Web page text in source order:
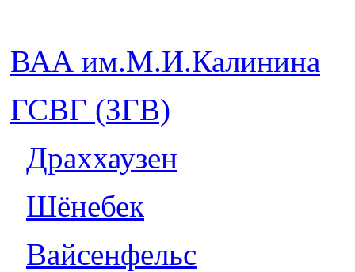
ВАА им.М.И.Калинина
ГСВГ (ЗГВ)
Драххаузен
Шёнебек
Вайсенфельс